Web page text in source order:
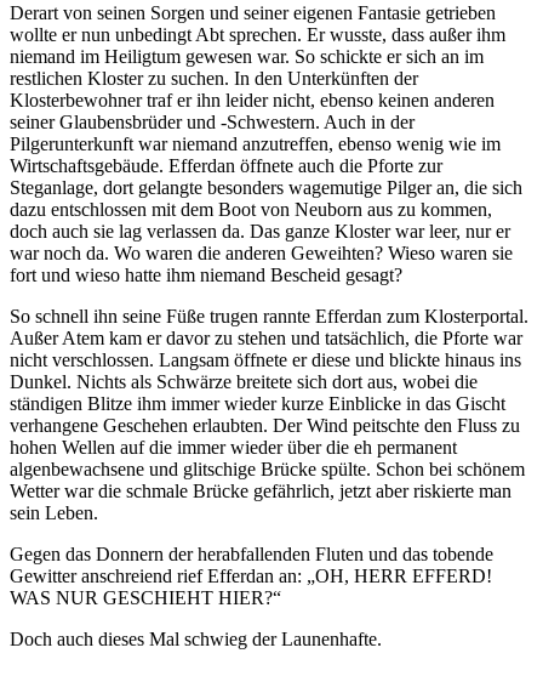
Derart von seinen Sorgen und seiner eigenen Fantasie getrieben
wollte er nun unbedingt Abt sprechen. Er wusste, dass außer ihm
niemand im Heiligtum gewesen war. So schickte er sich an im
restlichen Kloster zu suchen. In den Unterkünften der
Klosterbewohner traf er ihn leider nicht, ebenso keinen anderen
seiner Glaubensbrüder und -Schwestern. Auch in der
Pilgerunterkunft war niemand anzutreffen, ebenso wenig wie im
Wirtschaftsgebäude. Efferdan öffnete auch die Pforte zur
Steganlage, dort gelangte besonders wagemutige Pilger an, die sich
dazu entschlossen mit dem Boot von Neuborn aus zu kommen,
doch auch sie lag verlassen da. Das ganze Kloster war leer, nur er
war noch da. Wo waren die anderen Geweihten? Wieso waren sie
fort und wieso hatte ihm niemand Bescheid gesagt?
So schnell ihn seine Füße trugen rannte Efferdan zum Klosterportal.
Außer Atem kam er davor zu stehen und tatsächlich, die Pforte war
nicht verschlossen. Langsam öffnete er diese und blickte hinaus ins
Dunkel. Nichts als Schwärze breitete sich dort aus, wobei die
ständigen Blitze ihm immer wieder kurze Einblicke in das Gischt
verhangene Geschehen erlaubten. Der Wind peitschte den Fluss zu
hohen Wellen auf die immer wieder über die eh permanent
algenbewachsene und glitschige Brücke spülte. Schon bei schönem
Wetter war die schmale Brücke gefährlich, jetzt aber riskierte man
sein Leben.
Gegen das Donnern der herabfallenden Fluten und das tobende
Gewitter anschreiend rief Efferdan an: „OH, HERR EFFERD!
WAS NUR GESCHIEHT HIER?“
Doch auch dieses Mal schwieg der Launenhafte.